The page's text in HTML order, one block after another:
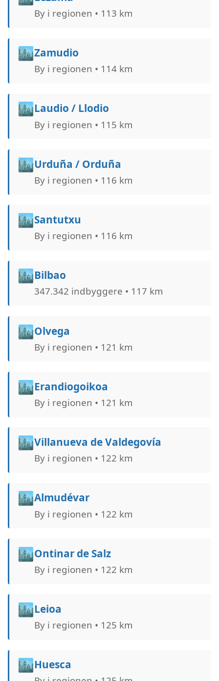
By i regionen • 113 km
🏙️Zamudio
By i regionen • 114 km
🏙️Laudio / Llodio
By i regionen • 115 km
🏙️Urduña / Orduña
By i regionen • 116 km
🏙️Santutxu
By i regionen • 116 km
🏙️Bilbao
347.342 indbyggere • 117 km
🏙️Olvega
By i regionen • 121 km
🏙️Erandiogoikoa
By i regionen • 121 km
🏙️Villanueva de Valdegovía
By i regionen • 122 km
🏙️Almudévar
By i regionen • 122 km
🏙️Ontinar de Salz
By i regionen • 122 km
🏙️Leioa
By i regionen • 125 km
🏙️Huesca